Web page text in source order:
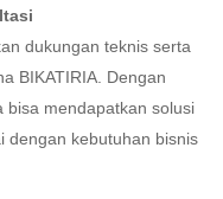
dukungan teknis serta
BIKATIRIA. Dengan
bisa mendapatkan solusi
dengan kebutuhan bisnis